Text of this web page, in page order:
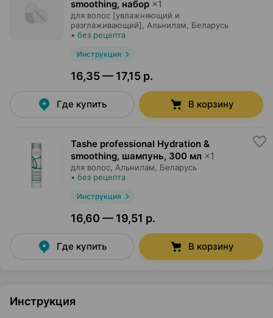
smoothing, набор ×1
для волос [увлажняющий и
разглаживающий],
Альнилам , Беларусь
• без рецепта
Инструкция
16,35 — 17,15 р.
Где купить В корзину
Tashe professional Hydration &
smoothing, шампунь, 300 мл ×1
для волос, Альнилам , Беларусь
• без рецепта
Инструкция
16,60 — 19,51 р.
Где купить В корзину
Инструкция